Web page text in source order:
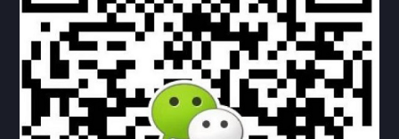
资料下载 视频中心
常见问题
购买流程 版权条款